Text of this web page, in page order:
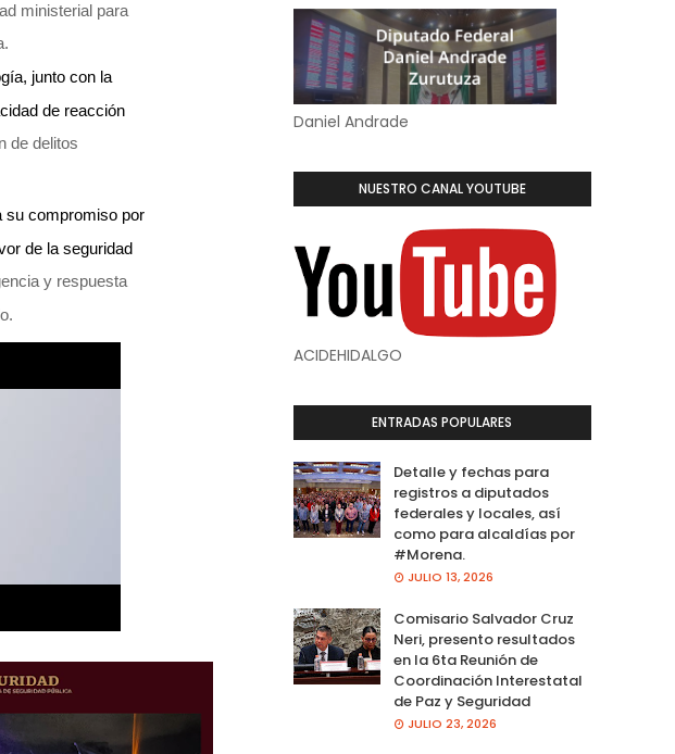
ministerial para
junto con la
de reacción
de delitos
su compromiso por
de la seguridad
y respuesta
Daniel Andrade
NUESTRO CANAL YOUTUBE
ACIDEHIDALGO
ENTRADAS POPULARES
Detalle y fechas para
registros a diputados
federales y locales, así
como para alcaldías por
#Morena.
JULIO 13, 2026
Comisario Salvador Cruz
Neri, presento resultados
en la 6ta Reunión de
Coordinación Interestatal
de Paz y Seguridad
JULIO 23, 2026